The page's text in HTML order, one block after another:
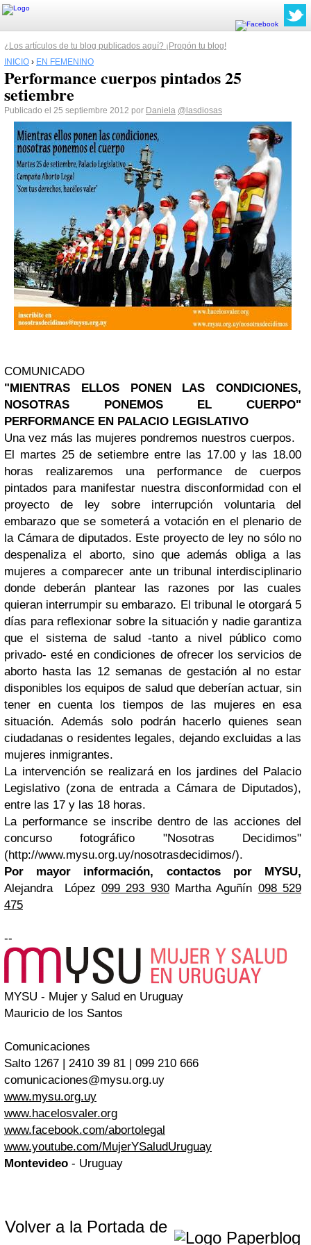
¿Los artículos de tu blog publicados aquí? ¡Propón tu blog!
INICIO › EN FEMENINO
Performance cuerpos pintados 25
setiembre
Publicado el 25 septiembre 2012 por Daniela @lasdiosas
COMUNICADO
"MIENTRAS ELLOS PONEN LAS CONDICIONES,
NOSOTRAS PONEMOS EL CUERPO"
PERFORMANCE EN PALACIO LEGISLATIVO
Una vez más las mujeres pondremos nuestros cuerpos.
El martes 25 de setiembre entre las 17.00 y las 18.00
horas realizaremos una performance de cuerpos
pintados para manifestar nuestra disconformidad con el
proyecto de ley sobre interrupción voluntaria del
embarazo que se someterá a votación en el plenario de
la Cámara de diputados. Este proyecto de ley no sólo no
despenaliza el aborto, sino que además obliga a las
mujeres a comparecer ante un tribunal interdisciplinario
donde deberán plantear las razones por las cuales
quieran interrumpir su embarazo. El tribunal le otorgará 5
días para reflexionar sobre la situación y nadie garantiza
que el sistema de salud -tanto a nivel público como
privado- esté en condiciones de ofrecer los servicios de
aborto hasta las 12 semanas de gestación al no estar
disponibles los equipos de salud que deberían actuar, sin
tener en cuenta los tiempos de las mujeres en esa
situación. Además solo podrán hacerlo quienes sean
ciudadanas o residentes legales, dejando excluidas a las
mujeres inmigrantes.
La intervención se realizará en los jardines del Palacio
Legislativo (zona de entrada a Cámara de Diputados),
entre las 17 y las 18 horas.
La performance se inscribe dentro de las acciones del
concurso fotográfico "Nosotras Decidimos"
(http://www.mysu.org.uy/nosotrasdecidimos/).
Por mayor información, contactos por MYSU,
Alejandra López 099 293 930 Martha Aguñín 098 529
475
--
MYSU - Mujer y Salud en Uruguay
Mauricio de los Santos
Comunicaciones
Salto 1267 | 2410 39 81 | 099 210 666
comunicaciones@mysu.org.uy
www.mysu.org.uy
www.hacelosvaler.org
www.facebook.com/abortolegal
www.youtube.com/MujerYSaludUruguay
Montevideo - Uruguay
Volver a la Portada de